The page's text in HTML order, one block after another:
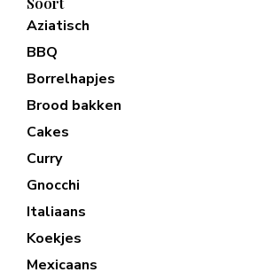
Aziatisch
BBQ
Borrelhapjes
Brood bakken
Cakes
Curry
Gnocchi
Italiaans
Koekjes
Mexicaans